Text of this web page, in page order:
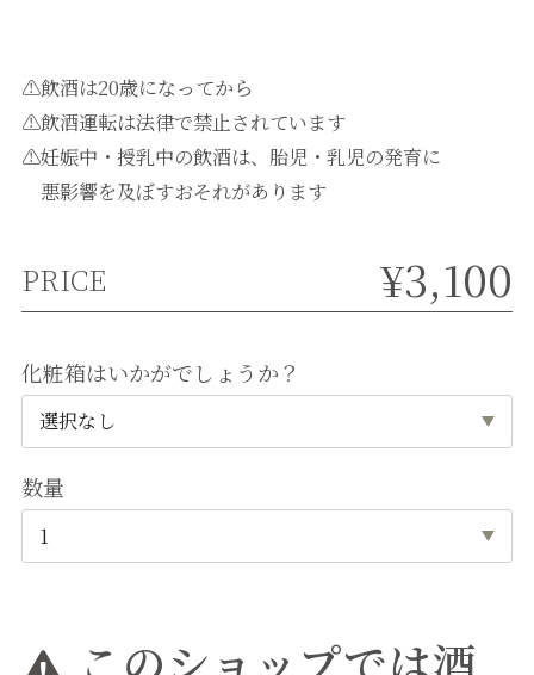
⚠飲酒は20歳になってから
⚠飲酒運転は法律で禁止されています
⚠妊娠中・授乳中の飲酒は、胎児・乳児の発育に
悪影響を及ぼすおそれがあります
PRICE ¥3,100
化粧箱はいかがでしょうか？
数量
このショップでは酒